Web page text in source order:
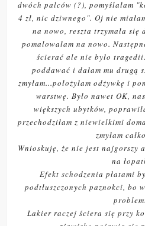
dwóch palców (?), pomyślałam
4 zł, nic dziwnego". Oj nie
na nowo, reszta trzymała się
pomalowałam na nowo.
ścierać ale nie było
poddawać i dałam mu drugą
zmyłam...położyłam odżywkę i
warstwę. Było nawet OK,
większych ubytków,
przechodziłam z niewielkimi
zmyłam
Wnioskuję, że nie jest najgorszy
na
Efekt schodzenia płatami
podtłuszczonych paznokci, bo
Lakier raczej ściera się przy